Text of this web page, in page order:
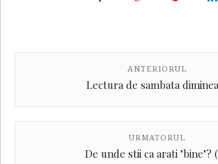
ANTERIORUL
Lectura de sambata
URMATORUL
De unde stii ca arati "bine"?